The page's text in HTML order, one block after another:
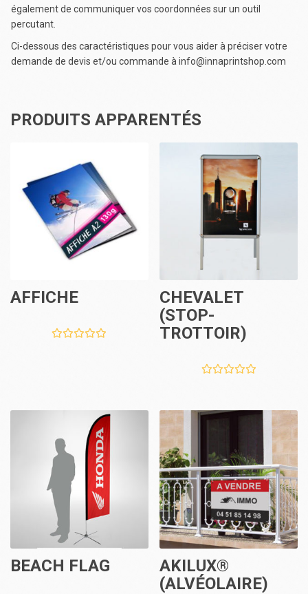
également de communiquer vos coordonnées sur un outil
percutant.
Ci-dessous des caractéristiques pour vous aider à préciser votre
demande de devis et/ou commande à info@innaprintshop.com
PRODUITS APPARENTÉS
AFFICHE
CHEVALET
(STOP-
TROTTOIR)
BEACH FLAG
AKILUX®
(ALVÉOLAIRE)